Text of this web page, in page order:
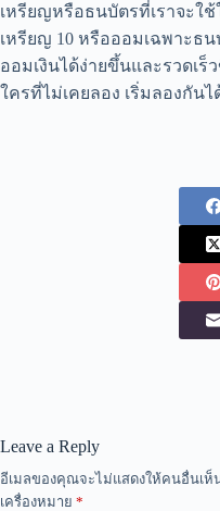
เหรียญหรือธนบัตรที่เราจะใ
เหรียญ 10 หรือออมเฉพาะธน
ออมเงินได้ง่ายขึ้นและรวดเ
ใครที่ไม่เคยลอง เริ่มลองกัน
Leave a Reply
อีเมลของคุณจะไม่แสดงให้คนอื่นเห็
เครื่องหมาย *